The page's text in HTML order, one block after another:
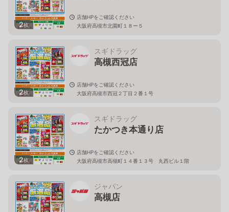
2枚
店舗HPをご確認ください
大阪府高槻市北園町１８ー５
2枚
スギドラッグ
高槻西冠店
店舗HPをご確認ください
大阪府高槻市西冠２丁目２番１号
2枚
スギドラッグ
たかつき本通り店
店舗HPをご確認ください
大阪府高槻市高槻町１４番１３号 丸西ビル１階
ジャパン
高槻店